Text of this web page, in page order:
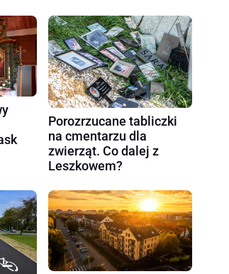
Porozrzucane tabliczki
na cmentarzu dla
zwierząt. Co dalej z
Leszkowem?